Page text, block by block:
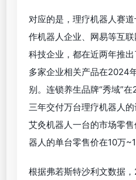
对应的是，理疗机器人赛
作机器人企业、网易等互
科技企业，都在近两年推
多家企业相关产品在2024
别。连锁养生品牌“秀域”
三年交付万台理疗机器人
艾灸机器人一台的市场零
器人的单台零售价在10万
根据弗若斯特沙利文数据